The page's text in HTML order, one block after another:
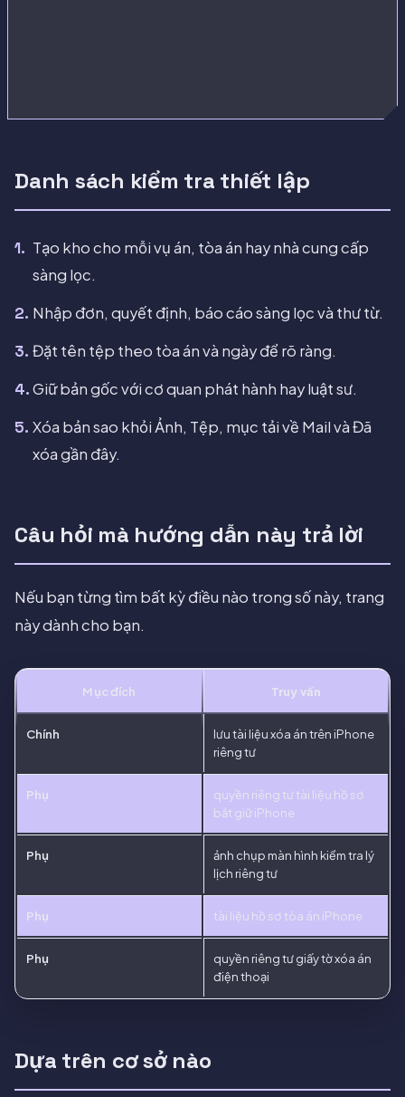
Danh sách kiểm tra thiết lập
Tạo kho cho mỗi vụ án, tòa án hay nhà cung cấp
sàng lọc.
Nhập đơn, quyết định, báo cáo sàng lọc và thư từ.
Đặt tên tệp theo tòa án và ngày để rõ ràng.
Giữ bản gốc với cơ quan phát hành hay luật sư.
Xóa bản sao khỏi Ảnh, Tệp, mục tải về Mail và Đã
xóa gần đây.
Câu hỏi mà hướng dẫn này trả lời
Nếu bạn từng tìm bất kỳ điều nào trong số này, trang
này dành cho bạn.
Mục đích Truy vấn
Chính
lưu tài liệu xóa án trên iPhone
riêng tư
Phụ
quyền riêng tư tài liệu hồ sơ
bắt giữ iPhone
Phụ
ảnh chụp màn hình kiểm tra lý
lịch riêng tư
Phụ tài liệu hồ sơ tòa án iPhone
Phụ
quyền riêng tư giấy tờ xóa án
điện thoại
Dựa trên cơ sở nào